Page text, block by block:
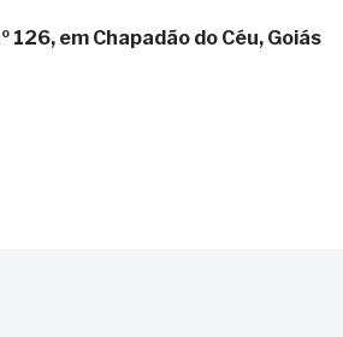
em Chapadão do Céu, Goiás